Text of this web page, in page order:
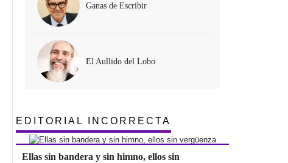
Ganas de Escribir
El Aullido del Lobo
EDITORIAL INCORRECTA
Ellas sin bandera y sin himno, ellos sin